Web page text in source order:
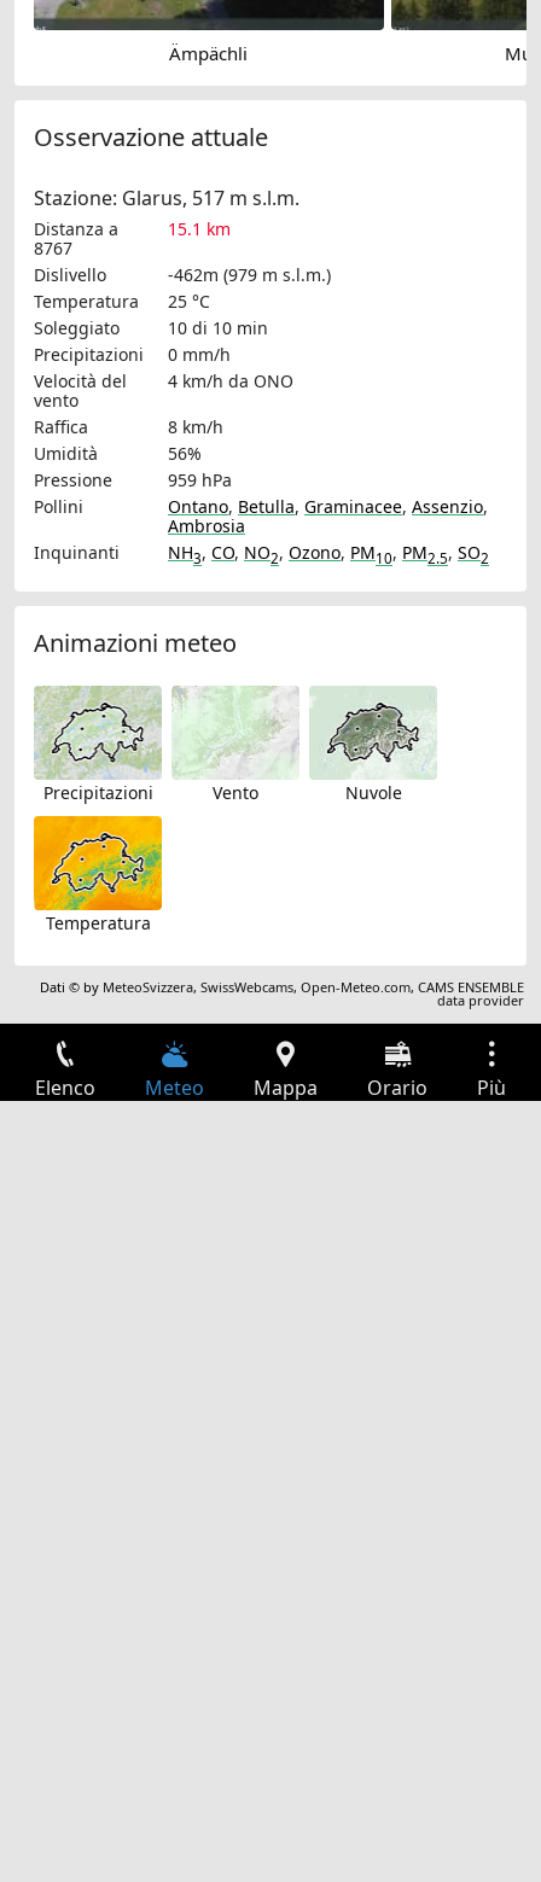
Ämpächli
Osservazione attuale
Stazione: Glarus, 517 m s.l.m.
Distanza a
8767
15.1 km
Dislivello
-462m (979 m s.l.m.)
Temperatura
25 °C
Soleggiato
10 di 10 min
Precipitazioni
0 mm/h
Velocità del
vento
4 km/h da ONO
Raffica
8 km/h
Umidità
56%
Pressione
959 hPa
Pollini
Ontano, Betulla, Graminacee, Assenzio,
Ambrosia
Inquinanti
NH3, CO, NO2, Ozono, PM10, PM2.5, SO2
Animazioni meteo
Precipitazioni Vento Nuvole
Temperatura
Dati © by MeteoSvizzera,SwissWebcams,Open-Meteo.com,CAMS ENSEMBLE
data provider
Elenco Meteo Mappa Orario Più